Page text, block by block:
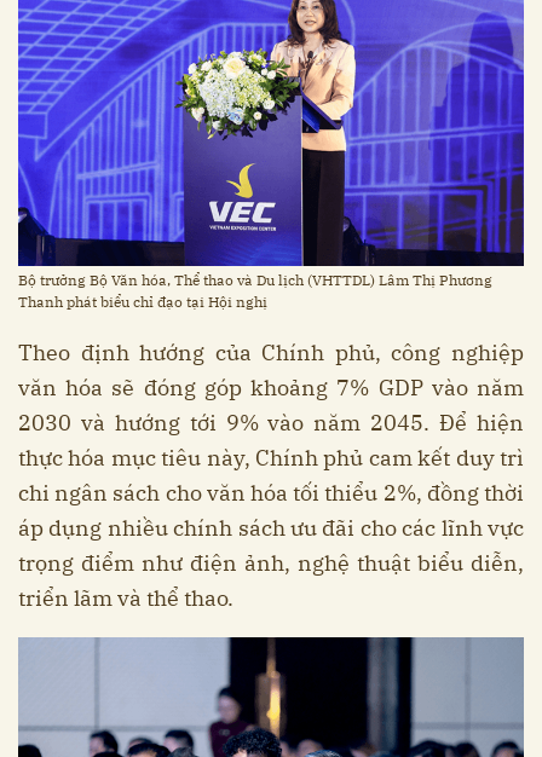
Bộ trưởng Bộ Văn hóa, Thể thao và Du lịch (VHTTDL) Lâm Thị Phương
Thanh phát biểu chỉ đạo tại Hội nghị
Theo định hướng của Chính phủ, công nghiệp
văn hóa sẽ đóng góp khoảng 7% GDP vào năm
2030 và hướng tới 9% vào năm 2045. Để hiện
thực hóa mục tiêu này, Chính phủ cam kết duy trì
chi ngân sách cho văn hóa tối thiểu 2%, đồng thời
áp dụng nhiều chính sách ưu đãi cho các lĩnh vực
trọng điểm như điện ảnh, nghệ thuật biểu diễn,
triển lãm và thể thao.